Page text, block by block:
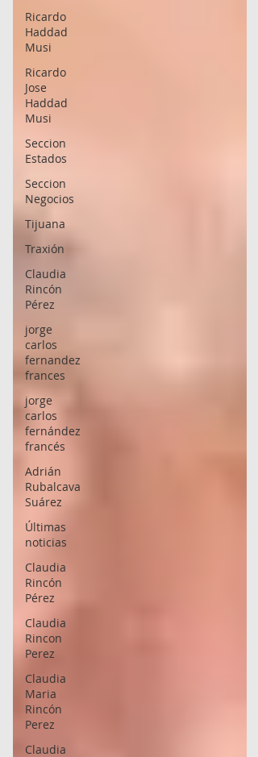
Ricardo
Haddad
Musi
Ricardo
Jose
Haddad
Musi
Seccion
Estados
Seccion
Negocios
Tijuana
Traxión
Claudia
Rincón
Pérez
jorge
carlos
fernandez
frances
jorge
carlos
fernández
francés
Adrián
Rubalcava
Suárez
Últimas
noticias
Claudia
Rincón
Pérez
Claudia
Rincon
Perez
Claudia
Maria
Rincón
Perez
Claudia